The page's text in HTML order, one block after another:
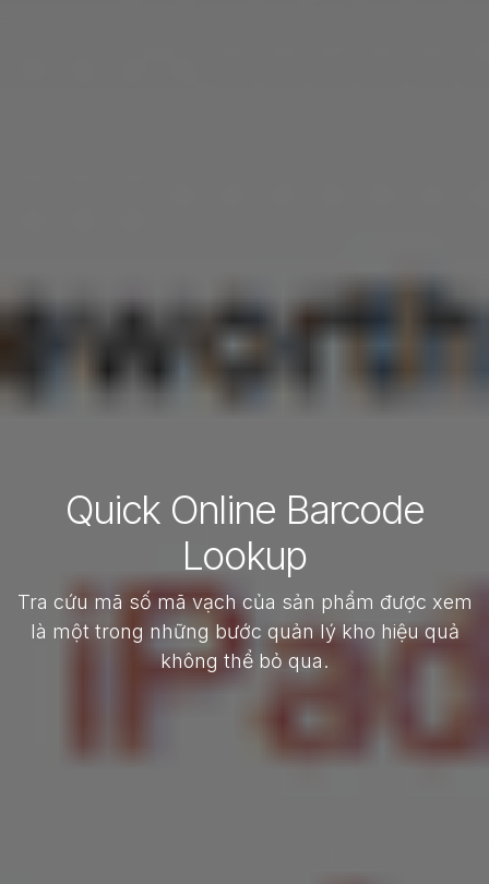
Quick Online Barcode
Lookup
Tra cứu mã số mã vạch của sản phẩm được xem
là một trong những bước quản lý kho hiệu quả
không thể bỏ qua.